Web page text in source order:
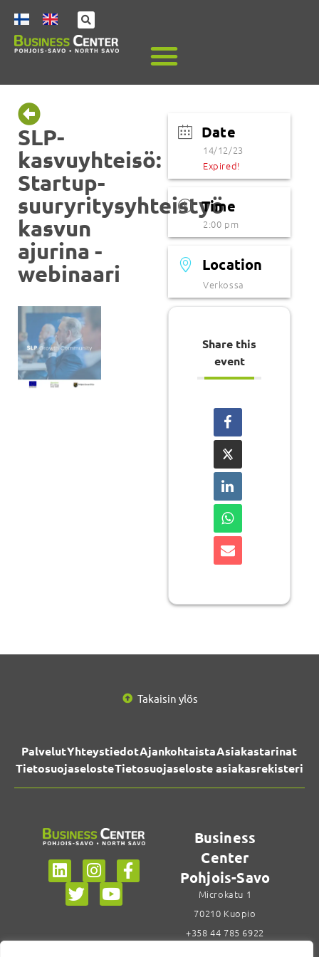
SLP-
kasvuyhteisö:
Startup-
suuryritysyhteistyö
kasvun
ajurina -
webinaari
Date
14/12/23
Expired!
Time
2:00 pm
Location
Verkossa
Share this
event
Takaisin ylös
PalvelutYhteystiedotAjankohtaistaAsiakastarinat
TietosuojaselosteTietosuojaseloste asiakasrekisteri
Business
Center
Pohjois-Savo
Microkatu 1
70210 Kuopio
+358 44 785 6922